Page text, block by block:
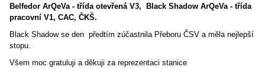
Belfedor ArQeVa - třída otevřená V3, Black Shadow ArQeVa - třída
pracovní V1, CAC, ČKŠ.
Black Shadow se den předtím zúčastnila Přeboru ČSV a měla nejlepší
stopu.
Všem moc gratuluji a děkuji za reprezentaci stanice